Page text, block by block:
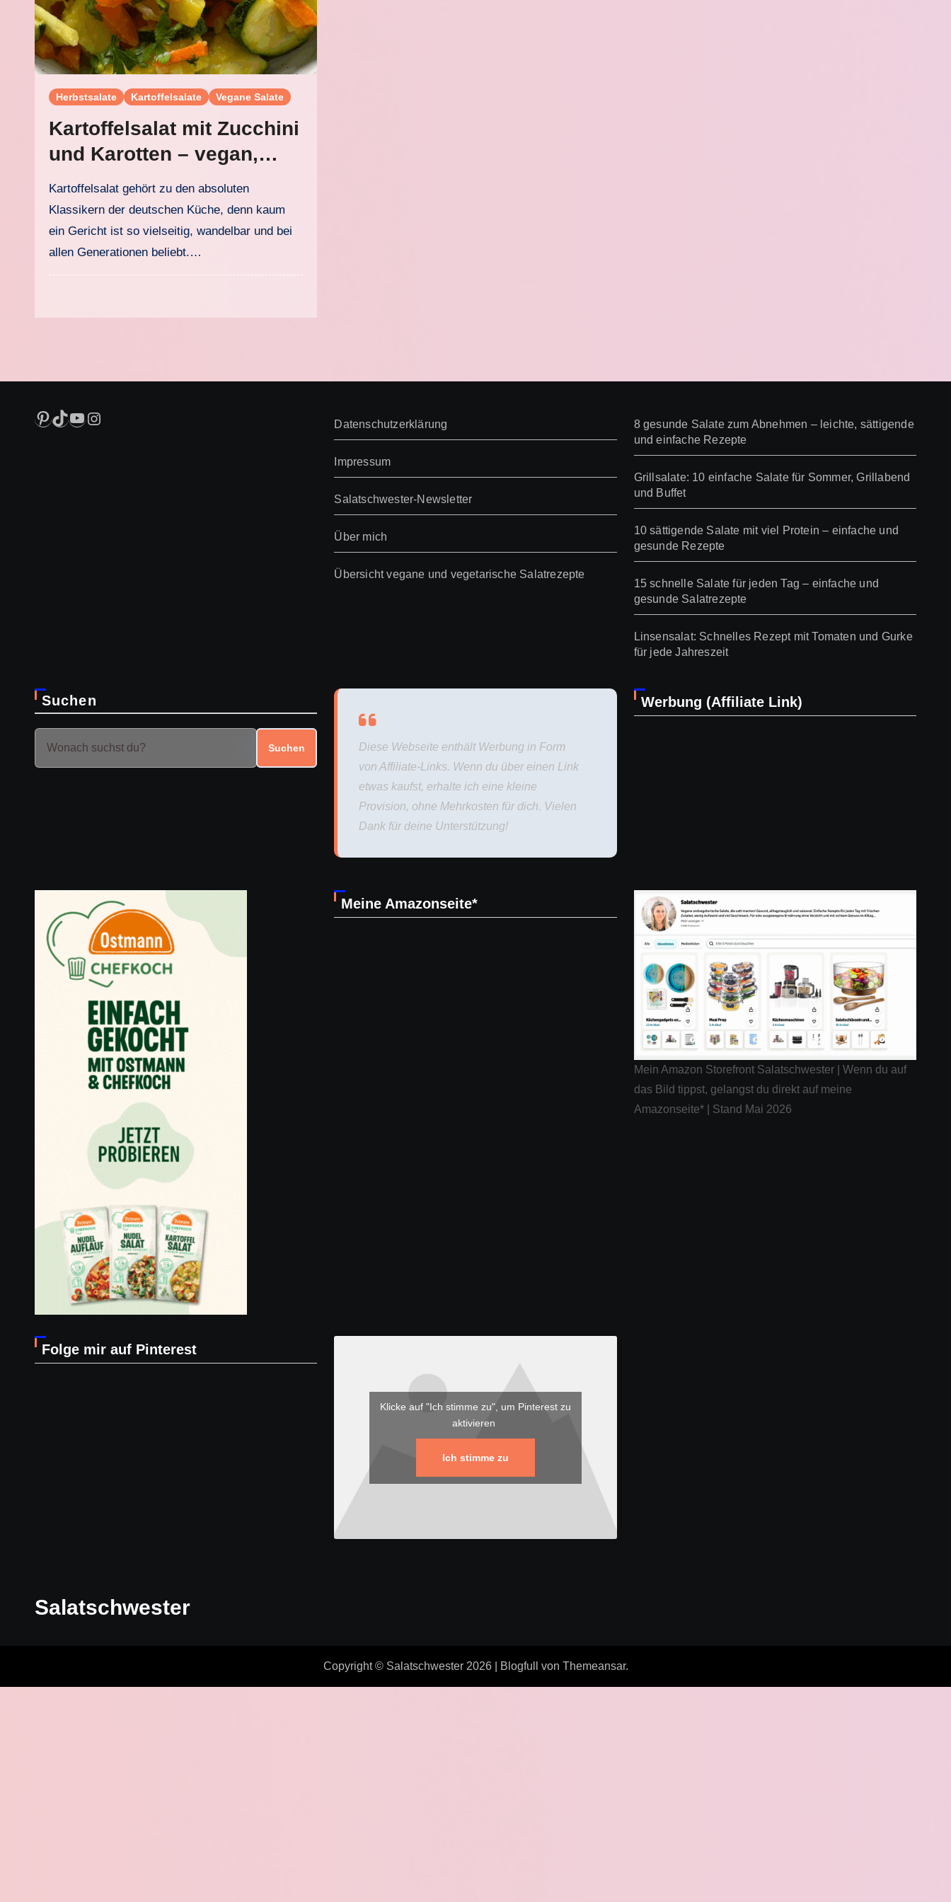
Herbstsalate Kartoffelsalate Vegane Salate
Kartoffelsalat mit Zucchini
und Karotten – vegan,
leicht und lecker
Kartoffelsalat gehört zu den absoluten
Klassikern der deutschen Küche, denn kaum
ein Gericht ist so vielseitig, wandelbar und bei
allen Generationen beliebt.…
Pinterest
TikTok
YouTube
Instagram Datenschutzerklärung
Impressum
Salatschwester-Newsletter
Über mich
Übersicht vegane und vegetarische Salatrezepte
8 gesunde Salate zum Abnehmen – leichte, sättigende
und einfache Rezepte
Grillsalate: 10 einfache Salate für Sommer, Grillabend
und Buffet
10 sättigende Salate mit viel Protein – einfache und
gesunde Rezepte
15 schnelle Salate für jeden Tag – einfache und
gesunde Salatrezepte
Linsensalat: Schnelles Rezept mit Tomaten und Gurke
für jede Jahreszeit
Suchen
Suchen
Diese Webseite enthält Werbung in Form
von Affiliate-Links. Wenn du über einen Link
etwas kaufst, erhalte ich eine kleine
Provision, ohne Mehrkosten für dich. Vielen
Dank für deine Unterstützung!
Werbung (Affiliate Link)
Meine Amazonseite*
Mein Amazon Storefront Salatschwester | Wenn du auf
das Bild tippst, gelangst du direkt auf meine
Amazonseite* | Stand Mai 2026
Folge mir auf Pinterest
Klicke auf "Ich stimme zu", um Pinterest zu
aktivieren
Ich stimme zu
Salatschwester
Copyright © Salatschwester 2026 Blogfull von Themeansar.